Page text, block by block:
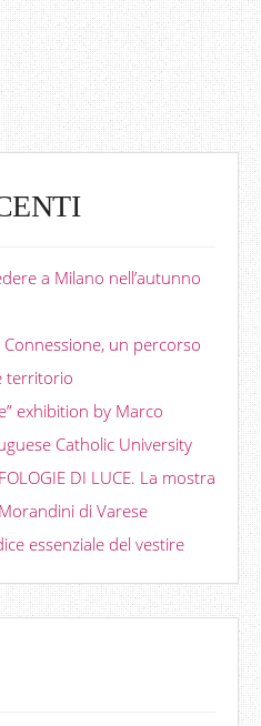
a Milano nell’autunno
un percorso
territorio
exhibition by Marco
Catholic University
DI LUCE. La mostra
di Varese
essenziale del vestire